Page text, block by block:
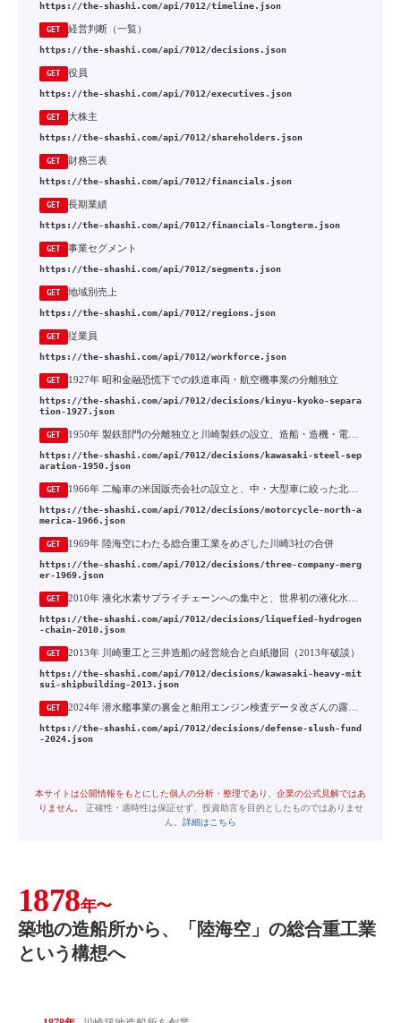
https://the-shashi.com/api/7012/timeline.json
GET 経営判断（一覧）
https://the-shashi.com/api/7012/decisions.json
GET 役員
https://the-shashi.com/api/7012/executives.json
GET 大株主
https://the-shashi.com/api/7012/shareholders.json
GET 財務三表
https://the-shashi.com/api/7012/financials.json
GET 長期業績
https://the-shashi.com/api/7012/financials-longterm.json
GET 事業セグメント
https://the-shashi.com/api/7012/segments.json
GET 地域別売上
https://the-shashi.com/api/7012/regions.json
GET 従業員
https://the-shashi.com/api/7012/workforce.json
GET 1927年 昭和金融恐慌下での鉄道車両・航空機事業の分離独立
https://the-shashi.com/api/7012/decisions/kinyu-kyoko-separa
tion-1927.json
GET 1950年 製鉄部門の分離独立と川崎製鉄の設立、造船・造機・電機3部門への集約
https://the-shashi.com/api/7012/decisions/kawasaki-steel-sep
aration-1950.json
GET 1966年 二輪車の米国販売会社の設立と、中・大型車に絞った北米市場への傾斜
https://the-shashi.com/api/7012/decisions/motorcycle-north-a
merica-1966.json
GET 1969年 陸海空にわたる総合重工業をめざした川崎3社の合併
https://the-shashi.com/api/7012/decisions/three-company-merg
er-1969.json
GET
https://the-shashi.com/api/7012/decisions/liquefied-hydrogen
-chain-2010.json
GET 2013年 川崎重工と三井造船の経営統合と白紙撤回（2013年破談）
https://the-shashi.com/api/7012/decisions/kawasaki-heavy-mit
sui-shipbuilding-2013.json
GET 2024年 潜水艦事業の裏金と舶用エンジン検査データ改ざんの露呈、そして統治の立て直し
https://the-shashi.com/api/7012/decisions/defense-slush-fund
-2024.json
本サイトは公開情報をもとにした個人の分析・整理であり、企業の公式見解ではあ
りません。
正確性・適時性は保証せず、投資助言を目的としたものではありませ
ん。 詳細はこちら
1878年〜
築地の造船所から、「陸海空」の総合重工業
という構想へ